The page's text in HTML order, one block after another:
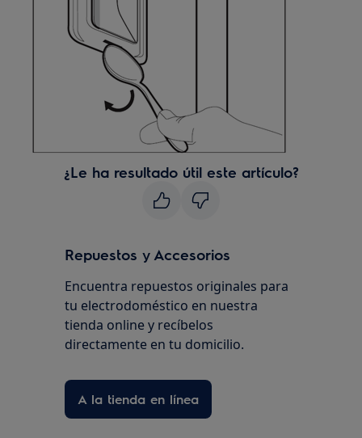
¿Le ha resultado útil este artículo?
Repuestos y Accesorios
Encuentra repuestos originales para
tu electrodoméstico en nuestra
tienda online y recíbelos
directamente en tu domicilio.
A la tienda en línea